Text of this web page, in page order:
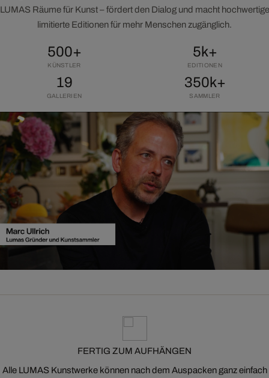
LUMAS Räume für Kunst – fördert den Dialog und macht hochwertige
limitierte Editionen für mehr Menschen zugänglich.
500+
KÜNSTLER
5k+
EDITIONEN
19
GALLERIEN
350k+
SAMMLER
FERTIG ZUM AUFHÄNGEN
Alle LUMAS Kunstwerke können nach dem Auspacken ganz einfach